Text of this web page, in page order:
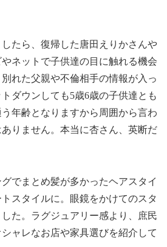
たら、復帰した唐田えりかさんや
ネットで子供達の目に触れる機会
れた父親や不倫相手の情報が入っ
ダウンしても5歳6歳の子供達とも
年齢となりますから周囲から言わ
りません。本当に杏さん、英断だ
でまとめ髪が多かったヘアスタイ
スタイルに。眼鏡をかけてのスタ
た。ラグジュアリー感より、庶民
ャレなお店や家具選びを紹介して